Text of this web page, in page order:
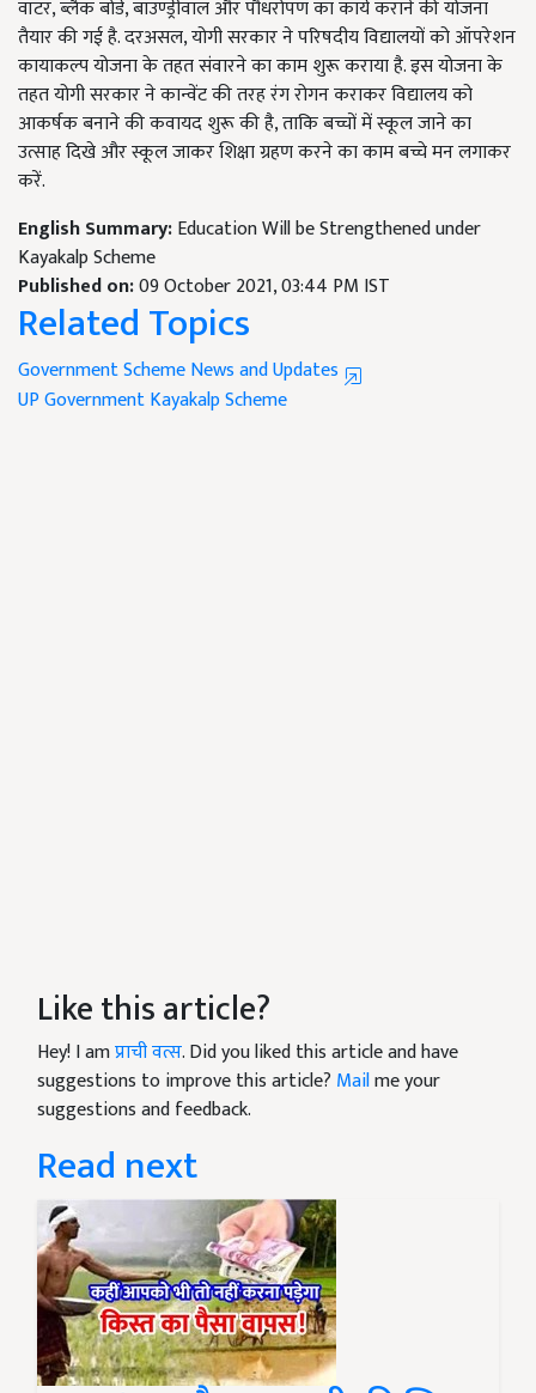
वॉटर, ब्लैक बोर्ड, बाउण्ड्रीवाल और पौधरोपण का कार्य कराने की योजना
तैयार की गई है. दरअसल, योगी सरकार ने परिषदीय विद्यालयों को ऑपरेशन
कायाकल्प योजना के तहत संवारने का काम शुरू कराया है. इस योजना के
तहत योगी सरकार ने कान्वेंट की तरह रंग रोगन कराकर विद्यालय को
आकर्षक बनाने की कवायद शुरू की है, ताकि बच्चों में स्कूल जाने का
उत्साह दिखे और स्कूल जाकर शिक्षा ग्रहण करने का काम बच्चे मन लगाकर
करें.
English Summary:Education Will be Strengthened under
Kayakalp Scheme
Published on:09 October 2021, 03:44 PM IST
Related Topics
Government Scheme News and Updates
UP GovernmentKayakalp Scheme
Like this article?
Hey! I amप्राची वत्स. Did you liked this article and have
suggestions to improve this article? Mailme your
suggestions and feedback.
Read next